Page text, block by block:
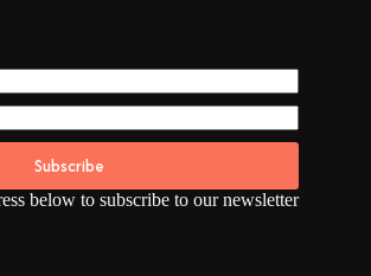
Subscribe
below to subscribe to our newsletter